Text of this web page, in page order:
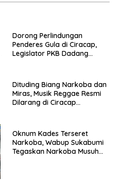
Dorong Perlindungan
Penderes Gula di Ciracap,
Legislator PKB Dadang
Ketenagakerjaan
Dituding Biang Narkoba dan
Miras, Musik Reggae Resmi
Dilarang di Ciracap
Oknum Kades Terseret
Narkoba, Wabup Sukabumi
Tegaskan Narkoba Musuh